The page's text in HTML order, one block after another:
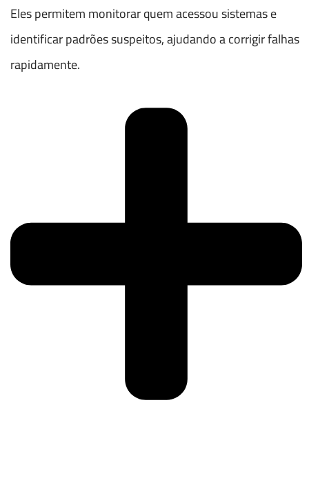
Eles permitem monitorar quem acessou sistemas e
identificar padrões suspeitos, ajudando a corrigir falhas
rapidamente.